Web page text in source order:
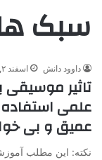
سبک
داوود دانش اسفند ۲, ۱۴۰۴
تاثیر
علمی
عمیق و بی
نکته: این مطلب